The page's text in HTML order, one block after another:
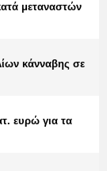
μεταναστών
κάνναβης σε
ευρώ για τα